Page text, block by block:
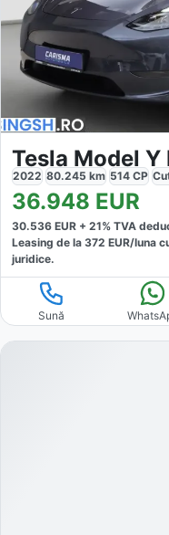
Tesla Model Y
2022 80.245 km 514 CP
36.948 EUR
30.536 EUR + 21% TVA
Leasing de la 372 EUR/luna
juridice.
Sună